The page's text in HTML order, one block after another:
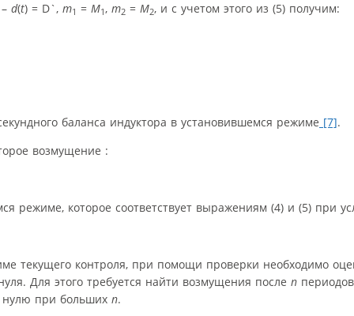
d(t) = D`, m1 = M1, m2 = M2, и с учетом этого из (5) получим:
баланса индуктора в установившемся режиме [7].
возмущение :
режиме, которое соответствует выражениям (4) и (5) при
текущего контроля, при помощи проверки необходимо
Для этого требуется найти возмущения после n
нулю при больших n.